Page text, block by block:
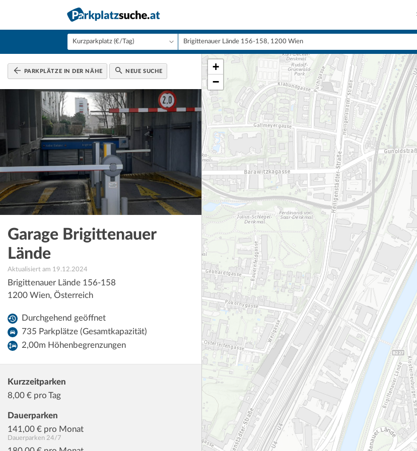
PARKPLÄTZE IN DER NÄHE NEUE SUCHE
Garage Brigittenauer
Lände
Aktualisiert am 19.12.2024
Brigittenauer Lände 156-158
1200 Wien, Österreich
Durchgehend geöffnet
735 Parkplätze (Gesamtkapazität)
2,00m Höhenbegrenzungen
Kurzzeitparken
8,00 € pro Tag
Dauerparken
141,00 € pro Monat
Dauerparken 24/7
+
−